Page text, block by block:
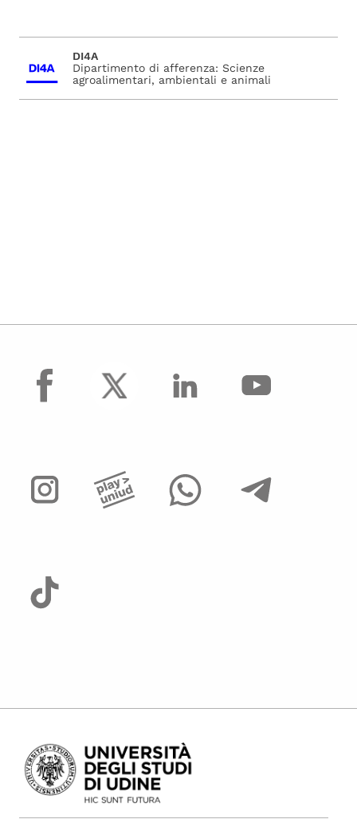
DI4A
Dipartimento di afferenza: Scienze
agroalimentari, ambientali e animali
facebook